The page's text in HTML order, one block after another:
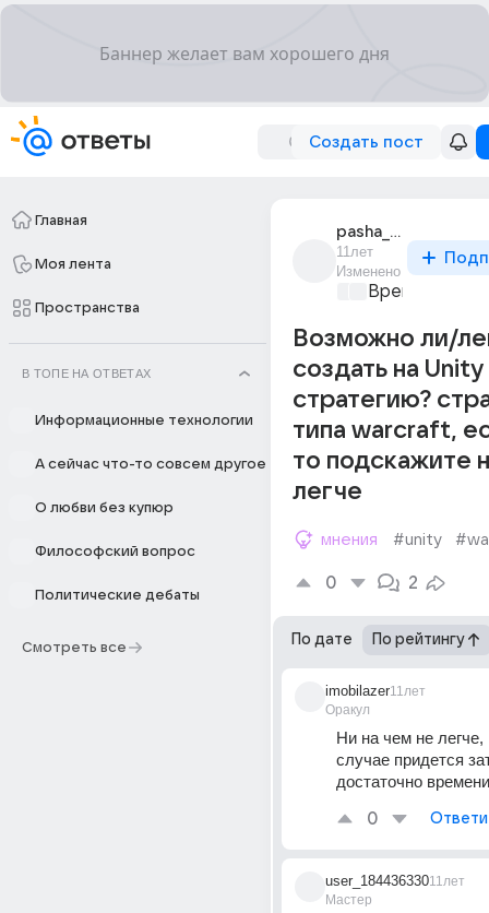
Создать пост
Главная
Моя лента
Пространства
В ТОПЕ НА ОТВЕТАХ
Информационные технологии
А сейчас что-то совсем другое
О любви без купюр
Философский вопрос
Политические дебаты
Смотреть все
pasha_noy
11лет
Изменено
Время игр
Возможно ли/
создать на Unity
стратегию?
типа warcraft,
то подскажите
легче
мнения #unity
0 2
По дате По рейтингу
imobilazer
Оракул
11лет
Ни на чем не
случае придется
достаточно
0
user_184436330
Мастер
11лет